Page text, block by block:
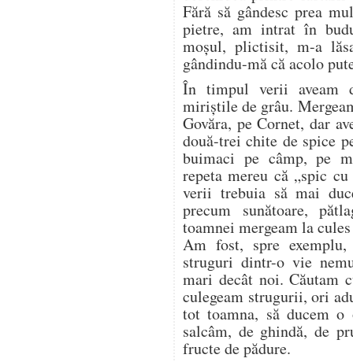
Fără să gândesc prea
pietre, am intrat în
moșul, plictisit, m-a
gândindu-mă că acolo
În timpul verii aveam
miriștile de grâu.
Govăra, pe Cornet, dar
două-trei chite de spice
buimaci pe câmp, pe
repeta mereu că „spic
verii trebuia să mai
precum sunătoare,
toamnei mergeam la
Am fost, spre
struguri dintr-o vie
mari decât noi. Căutam
culegeam strugurii, ori
tot toamna, să ducem o
salcâm, de ghindă, de
fructe de pădure.